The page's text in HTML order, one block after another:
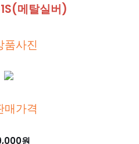
메탈실버)
사진
가격
원